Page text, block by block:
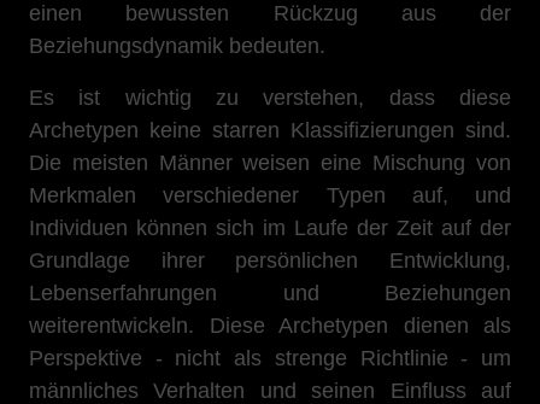
einen bewussten Rückzug aus der
Beziehungsdynamik bedeuten.
Es ist wichtig zu verstehen, dass diese
Archetypen keine starren Klassifizierungen sind.
Die meisten Männer weisen eine Mischung von
Merkmalen verschiedener Typen auf, und
Individuen können sich im Laufe der Zeit auf der
Grundlage ihrer persönlichen Entwicklung,
Lebenserfahrungen und Beziehungen
weiterentwickeln. Diese Archetypen dienen als
Perspektive - nicht als strenge Richtlinie - um
männliches Verhalten und seinen Einfluss auf